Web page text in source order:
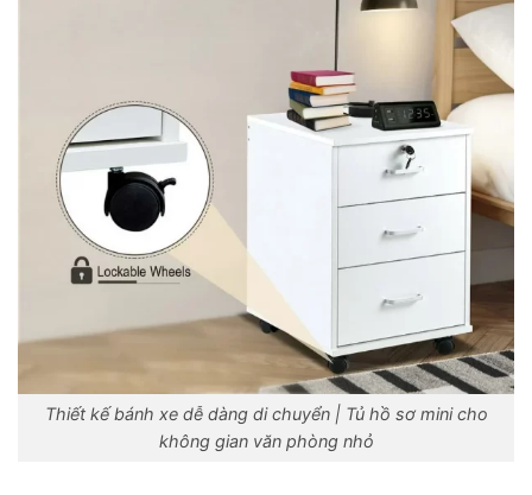
Thiết kế bánh xe dễ dàng di chuyển | Tủ hồ sơ mini cho
không gian văn phòng nhỏ